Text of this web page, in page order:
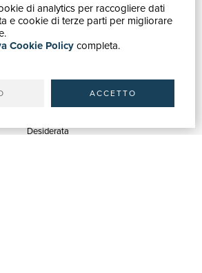
di analytics per raccogliere dati
e cookie di terze parti per migliorare
Cookie Policycompleta.
ACCETTO
GUIDA ACQUISTI
Catalogo
Ricerca avanzata
Spedizioni
Desiderata